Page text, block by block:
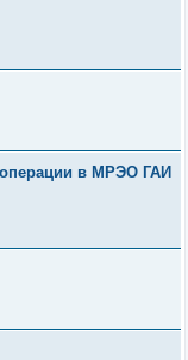
операции в МРЭО ГАИ